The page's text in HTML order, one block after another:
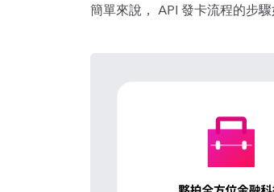
簡單來說， API 發卡流程的步驟